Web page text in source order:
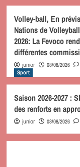
Volley-ball, En
Nations de
2026: La Fevoco
différentes
junior 08/08/2026
Sport
Saison 2026-2027 :
des renforts en
junior 08/08/2026